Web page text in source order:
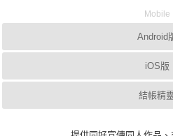
Mobile
Android
iOS版
結帳精